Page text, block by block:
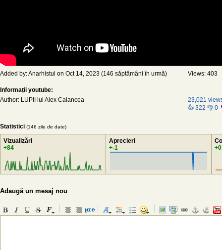
Added by: Anarhistul on Oct 14, 2023 (146 săptămâni în urmă) Views: 403
Informații youtube:
Author: LUPII lui Alex Calancea
23,021
👍 322 👎 0
Statistici (146 zile de date)
Vizualizări
+84
Aprecieri
+-1
+0
Adaugă un mesaj nou